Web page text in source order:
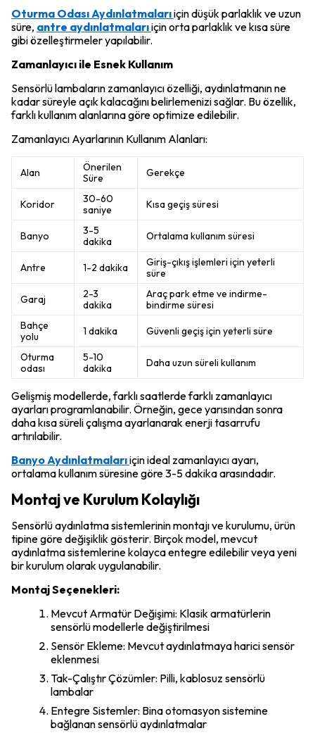
Oturma Odası Aydınlatmalarıiçin düşük parlaklık ve uzun
süre, antre aydınlatmalarıiçin orta parlaklık ve kısa süre
gibi özelleştirmeler yapılabilir.
Zamanlayıcı ile Esnek Kullanım
Sensörlü lambaların zamanlayıcı özelliği, aydınlatmanın ne
kadar süreyle açık kalacağını belirlemenizi sağlar. Bu özellik,
farklı kullanım alanlarına göre optimize edilebilir.
Zamanlayıcı Ayarlarının Kullanım Alanları:
Alan
Önerilen
Süre
Gerekçe
Koridor
30-60
saniye
Kısa geçiş süresi
Banyo
3-5
dakika
Ortalama kullanım süresi
Antre 1-2 dakika
Giriş-çıkış işlemleri için yeterli
süre
Garaj
2-3
dakika
Araç park etme ve indirme-
bindirme süresi
Bahçe
yolu
1 dakika Güvenli geçiş için yeterli süre
Oturma
odası
5-10
dakika
Daha uzun süreli kullanım
Gelişmiş modellerde, farklı saatlerde farklı zamanlayıcı
ayarları programlanabilir. Örneğin, gece yarısından sonra
daha kısa süreli çalışma ayarlanarak enerji tasarrufu
artırılabilir.
Banyo Aydınlatmalarıiçin ideal zamanlayıcı ayarı,
ortalama kullanım süresine göre 3-5 dakika arasındadır.
Montaj ve Kurulum Kolaylığı
Sensörlü aydınlatma sistemlerinin montajı ve kurulumu, ürün
tipine göre değişiklik gösterir. Birçok model, mevcut
aydınlatma sistemlerine kolayca entegre edilebilir veya yeni
bir kurulum olarak uygulanabilir.
Montaj Seçenekleri:
Mevcut Armatür Değişimi: Klasik armatürlerin
sensörlü modellerle değiştirilmesi
Sensör Ekleme: Mevcut aydınlatmaya harici sensör
eklenmesi
Tak-Çalıştır Çözümler: Pilli, kablosuz sensörlü
lambalar
Entegre Sistemler: Bina otomasyon sistemine
bağlanan sensörlü aydınlatmalar